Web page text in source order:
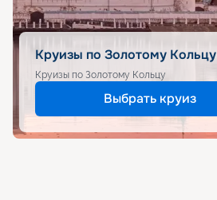
Круизы по Золотому Кольцу
Круизы по Золотому Кольцу
Выбрать круиз